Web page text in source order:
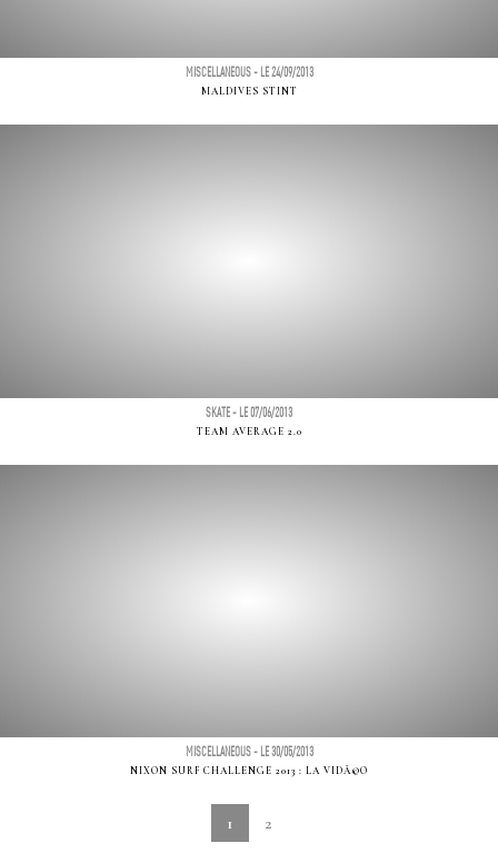
MISCELLANEOUS - LE 24/09/2013
MALDIVES STINT
SKATE - LE 07/06/2013
TEAM AVERAGE 2.0
MISCELLANEOUS - LE 30/05/2013
NIXON SURF CHALLENGE 2013 : LA VIDÃ©O
1 2